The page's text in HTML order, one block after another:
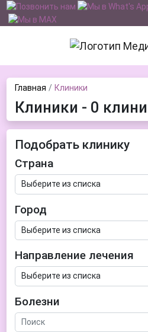
Главная Клиники
Клиники - 0
Подобрать клинику
Страна
Город
Направление лечения
Болезни